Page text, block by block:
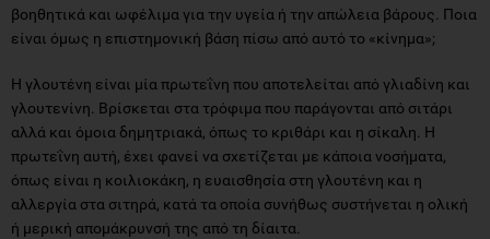
βοηθητικά και ωφέλιμα για την υγεία ή την απώλεια βάρους. Ποια
είναι όμως η επιστημονική βάση πίσω από αυτό το «κίνημα»;
Η γλουτένη είναι μία πρωτεΐνη που αποτελείται από γλιαδίνη και
γλουτενίνη. Βρίσκεται στα τρόφιμα που παράγονται από σιτάρι
αλλά και όμοια δημητριακά, όπως το κριθάρι και η σίκαλη. Η
πρωτεΐνη αυτή, έχει φανεί να σχετίζεται με κάποια νοσήματα,
όπως είναι η κοιλιοκάκη, η ευαισθησία στη γλουτένη και η
αλλεργία στα σιτηρά, κατά τα οποία συνήθως συστήνεται η ολική
ή μερική απομάκρυνσή της από τη δίαιτα.